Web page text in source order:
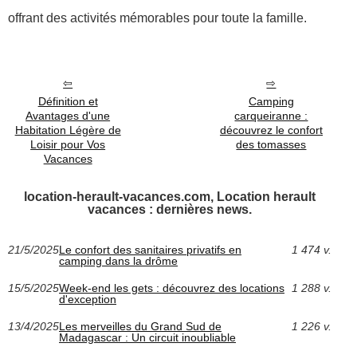
offrant des activités mémorables pour toute la famille.
Définition et
Avantages d'une
Habitation Légère de
Loisir pour Vos
Vacances
Camping
carqueiranne :
découvrez le confort
des tomasses
location-herault-vacances.com, Location herault
vacances : dernières news.
21/5/2025Le confort des sanitaires privatifs en
camping dans la drôme
1 474 v.
15/5/2025Week-end les gets : découvrez des locations
d'exception
1 288 v.
13/4/2025Les merveilles du Grand Sud de
Madagascar : Un circuit inoubliable
1 226 v.